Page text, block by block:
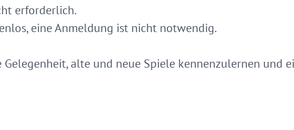
erforderlich.
eine Anmeldung ist nicht notwendig.
Gelegenheit, alte und neue Spiele kennenzulernen und